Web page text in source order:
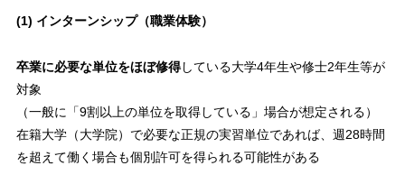
(1) インターンシップ（職業体験）
卒業に必要な単位をほぼ修得している大学4年生や修士2年生等が
対象
（一般に「9割以上の単位を取得している」場合が想定される）
在籍大学（大学院）で必要な正規の実習単位であれば、週28時間
を超えて働く場合も個別許可を得られる可能性がある